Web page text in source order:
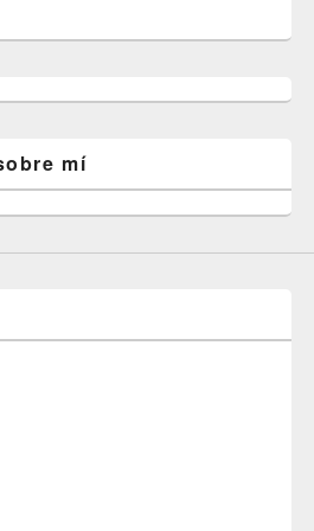
mí